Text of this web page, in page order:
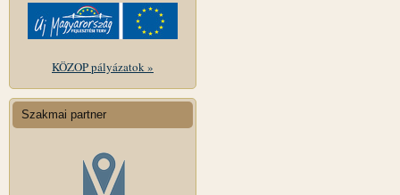
KÖZOP pályázatok »
Szakmai partner